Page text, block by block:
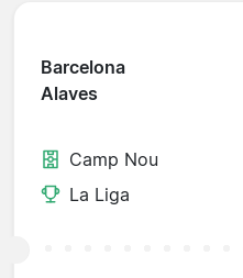
Barcelona
Alaves
Camp Nou
La Liga